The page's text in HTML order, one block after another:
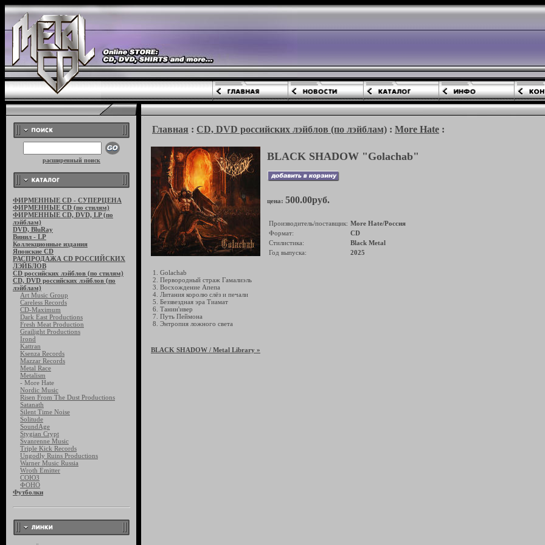
расширенный поиск
ФИРМЕННЫЕ CD - СУПЕРЦЕНА
ФИРМЕННЫЕ CD (по стилям)
ФИРМЕННЫЕ CD, DVD, LP (по
лэйблам)
DVD, BluRay
Винил - LP
Коллекционные издания
Японские CD
РАСПРОДАЖА CD РОССИЙСКИХ
ЛЭЙБЛОВ
CD российских лэйблов (по стилям)
CD, DVD российских лэйблов (по
лэйблам)
Art Music Group
Careless Records
CD-Maximum
Dark East Productions
Fresh Meat Production
Grailight Productions
Irond
Kattran
Ksenza Records
Mazzar Records
Metal Race
Metalism
- More Hate
Nordic Music
Risen From The Dust Productions
Satanath
Silent Time Noise
Solitude
SoundAge
Stygian Crypt
Svanrenne Music
Triple Kick Records
Ungodly Ruins Productions
Warner Music Russia
Wroth Emitter
СОЮЗ
ФОНО
Футболки
Главная : CD, DVD российских лэйблов (по лэйблам) : More Hate :
BLACK SHADOW "Golachab"
цена: 500.00руб.
Производитель/поставщик: More Hate/Россия
Формат:
CD
Стилистика:
Black Metal
Год выпуска:
2025
1. Golachab
2. Первородный cтраж Гамалиэль
3. Восхождение Апепа
4. Литания королю слёз и печали
5. Беззвездная эра Тиамат
6. Танин'ивер
7. Путь Пеймона
8. Энтропия ложного света
BLACK SHADOW / Metal Library »